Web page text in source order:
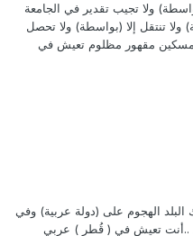
ولا تجيب تقدير في الجامعة
ولا تنتقل إلا (بواسطة) ولا تحصل
مقهور مظلوم تعيش في
البلد الهجوم على (دولة عربية) وفي
..أنت تعيش في ( قُطر ) عربي